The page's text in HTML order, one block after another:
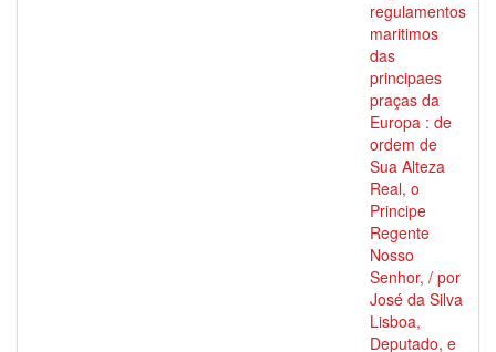
regulamentos
maritimos
das
principaes
praças da
Europa : de
ordem de
Sua Alteza
Real, o
Principe
Regente
Nosso
Senhor, / por
José da Silva
Lisboa,
Deputado, e